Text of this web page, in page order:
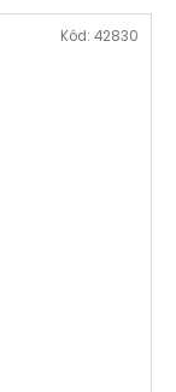
Kód: 42830